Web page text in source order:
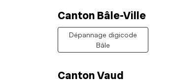
Canton Bâle-Ville
Dépannage digicode
Bâle
Canton Vaud